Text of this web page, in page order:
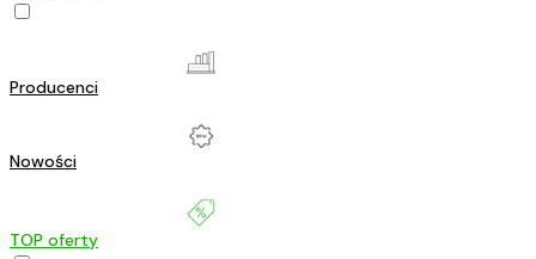
Producenci
Nowości
TOP oferty